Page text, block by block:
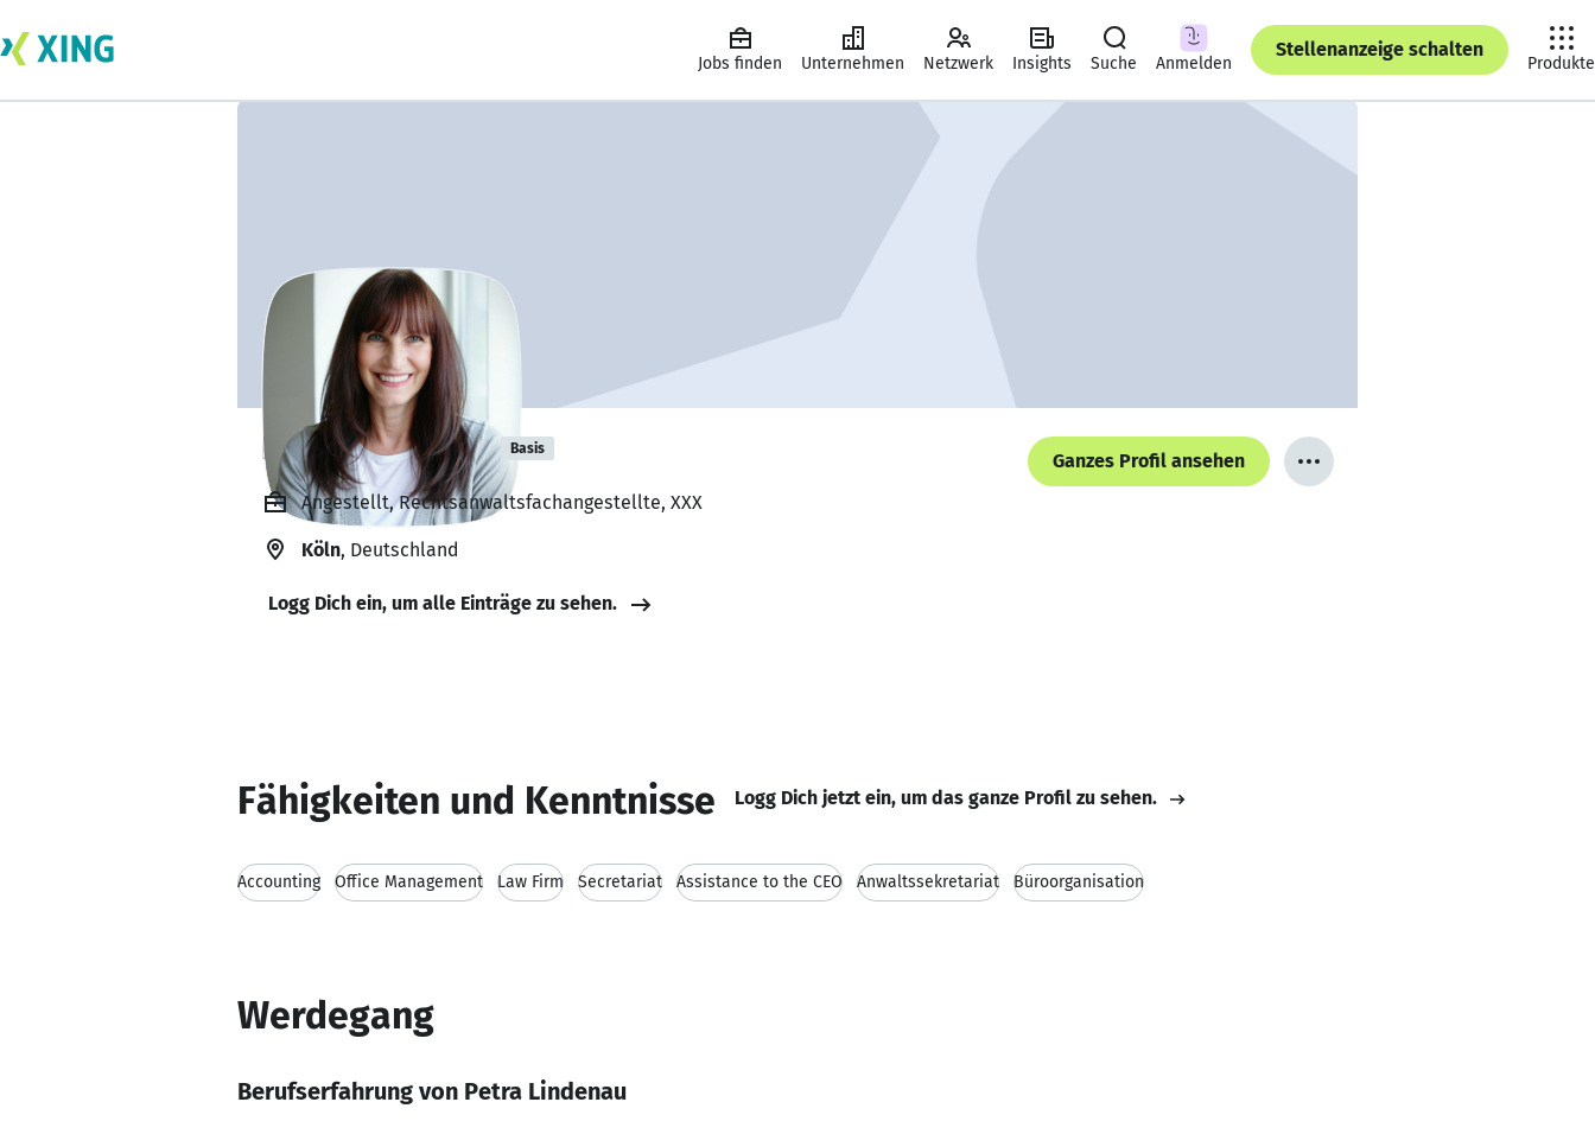
Jobs finden Unternehmen Netzwerk Insights Suche Anmelden
Stellenanzeige schalten
Produkte
Petra Lindenau Basis
Ganzes Profil ansehen
Angestellt, Rechtsanwaltsfachangestellte, XXX
Köln, Deutschland
Logg Dich ein, um alle Einträge zu sehen.
Fähigkeiten und Kenntnisse Logg Dich jetzt ein, um das ganze Profil zu sehen.
Accounting Office Management Law Firm Secretariat Assistance to the CEO Anwaltssekretariat Büroorganisation
Werdegang
Berufserfahrung von Petra Lindenau